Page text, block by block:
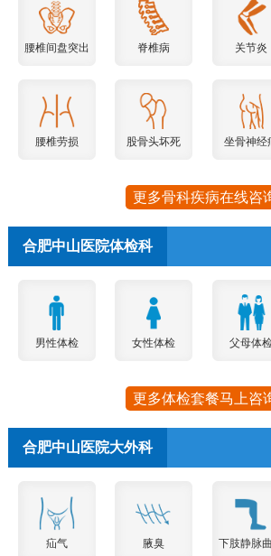
腰椎间盘突出 脊椎病 关节炎
腰椎劳损 股骨头坏死 坐骨神经
更多骨科疾病在线咨
合肥中山医院体检科
男性体检 女性体检 父母体
更多体检套餐马上咨
合肥中山医院大外科
疝气 腋臭 下肢静脉